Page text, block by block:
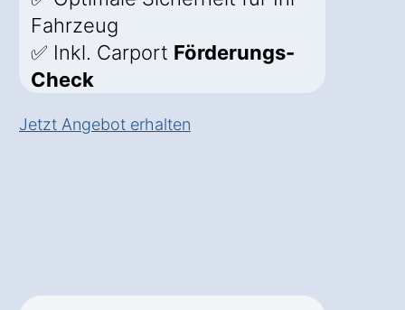
Fahrzeug
✅ Inkl. Carport Förderungs-
Check
Jetzt Angebot erhalten